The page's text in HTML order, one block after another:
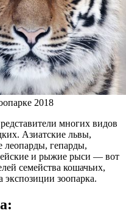
2018
многих видов
Азиатские львы,
леопарды, гепарды,
и рыжие рыси — вот
семейства кошачьих,
зоопарка.